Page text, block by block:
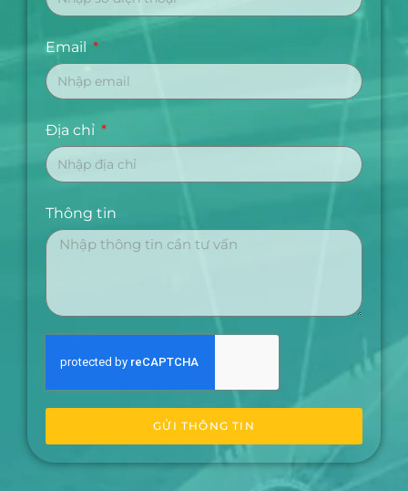
Email
Địa chỉ
Thông tin
GỬI THÔNG TIN